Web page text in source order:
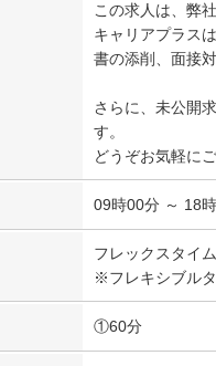
この求人は、弊
キャリアプラス
書の添削、面接
さらに、未公開
す。
どうぞお気軽に
09時00分 ～ 18
フレックスタイ
※フレキシブル
①60分